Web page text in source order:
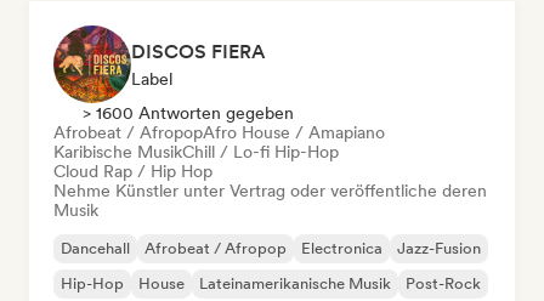
DISCOS FIERA
Label
> 1600 Antworten gegeben
Afrobeat / AfropopAfro House / Amapiano
Karibische MusikChill / Lo-fi Hip-Hop
Cloud Rap / Hip Hop
Nehme Künstler unter Vertrag oder veröffentliche deren
Musik
Dancehall Afrobeat / Afropop Electronica
Jazz-Fusion
Hip-Hop
House Lateinamerikanische Musik Post-Rock